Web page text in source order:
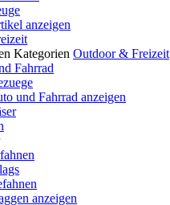
anzeigen
Kategorien Outdoor & Freizeit
Fahrrad
und Fahrrad anzeigen
anzeigen